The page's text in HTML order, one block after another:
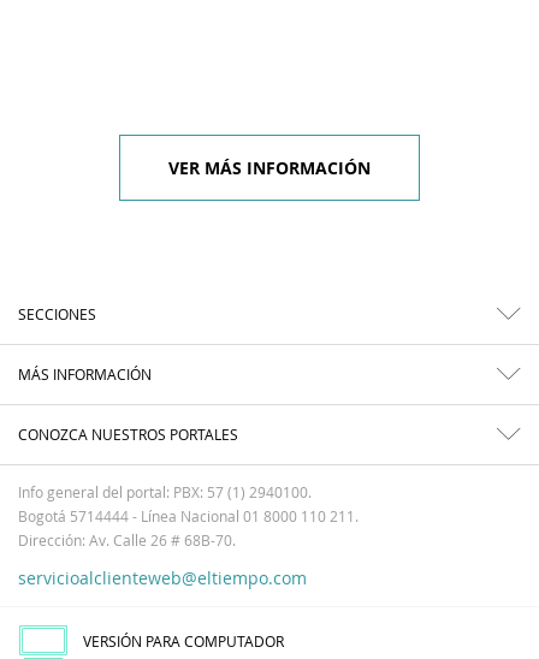
VER MÁS INFORMACIÓN
SECCIONES
MÁS INFORMACIÓN
CONOZCA NUESTROS PORTALES
Info general del portal: PBX: 57 (1) 2940100.
Bogotá 5714444 - Línea Nacional 01 8000 110 211.
Dirección: Av. Calle 26 # 68B-70.
servicioalclienteweb@eltiempo.com
VERSIÓN PARA COMPUTADOR